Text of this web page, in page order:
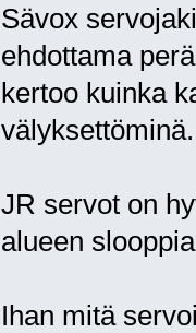
Sävox
ehdottama
kertoo kuinka
välyksettöminä.
JR servot on
alueen
Ihan mitä